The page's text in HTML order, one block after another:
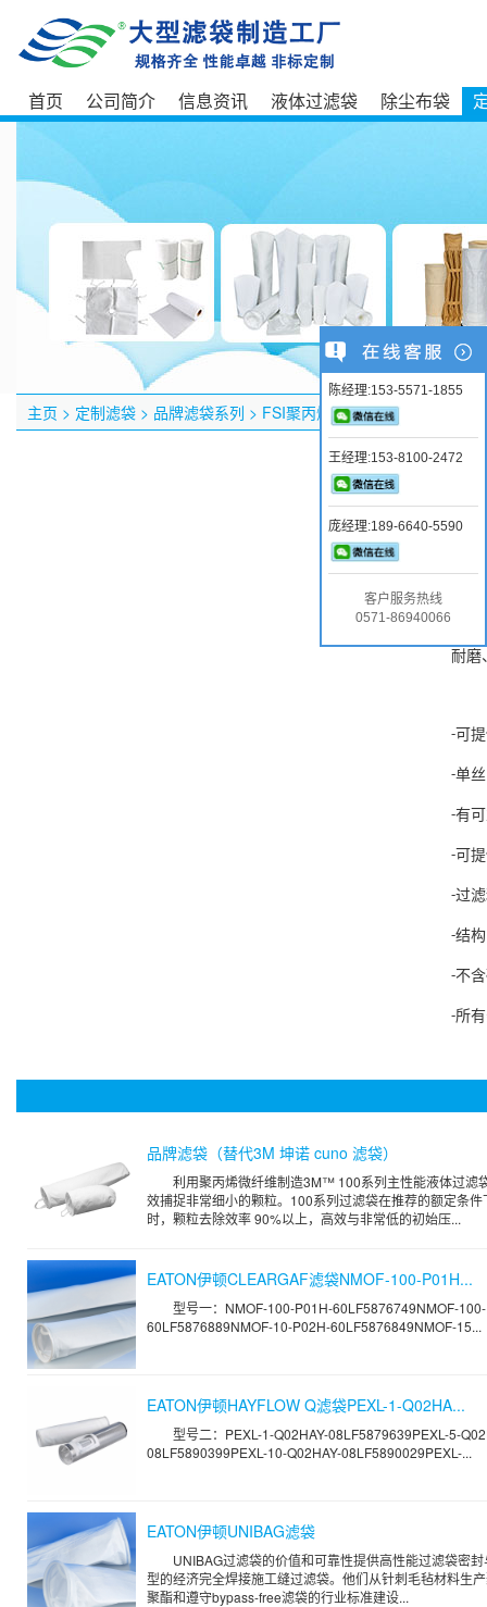
首页 公司简介 信息资讯 液体过滤袋 除尘布袋
主页 > 定制滤袋 > 品牌滤袋系列 > FSI聚丙烯BPMO系列单丝网过
FSI
耐磨
-可
-单
-有
-可
-过
-结
-不
-所
品牌滤袋（替代3M 坤诺 cuno 滤袋）
利用聚丙烯微纤维制造3M™ 100系列主性能液体过滤
效捕捉非常细小的颗粒。100系列过滤袋在推荐的额定条件
时，颗粒去除效率 90%以上，高效与非常低的初始压...
EATON伊顿CLEARGAF滤袋NMOF-100-P01H...
型号一：NMOF-100-P01H-60LF5876749NMOF-
60LF5876889NMOF-10-P02H-60LF5876849NMOF-15...
EATON伊顿HAYFLOW Q滤袋PEXL-1-Q02HA...
型号二：PEXL-1-Q02HAY-08LF5879639PEXL-5-
08LF5890399PEXL-10-Q02HAY-08LF5890029PEXL-...
EATON伊顿UNIBAG滤袋
UNIBAG过滤袋的价值和可靠性提供高性能过滤袋密
型的经济完全焊接施工缝过滤袋。他们从针刺毛毡材料生
聚酯和遵守bypass-free滤袋的行业标准建设...
陈经理:153-5571-1855
王经理:153-8100-2472
庞经理:189-6640-5590
客户服务热线
0571-86940066